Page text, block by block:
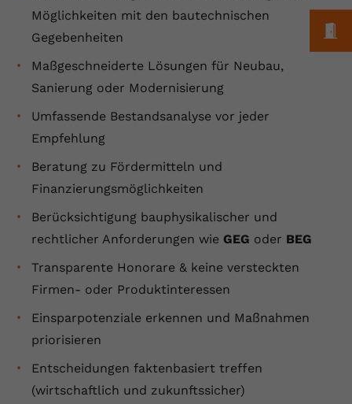
Möglichkeiten mit den bautechnischen
Gegebenheiten
Maßgeschneiderte Lösungen für Neubau,
Sanierung oder Modernisierung
Umfassende Bestandsanalyse vor jeder
Empfehlung
Beratung zu Fördermitteln und
Finanzierungsmöglichkeiten
Berücksichtigung bauphysikalischer und
rechtlicher Anforderungen wie GEG oder BEG
Transparente Honorare & keine versteckten
Firmen- oder Produktinteressen
Einsparpotenziale erkennen und Maßnahmen
priorisieren
Entscheidungen faktenbasiert treffen
(wirtschaftlich und zukunftssicher)